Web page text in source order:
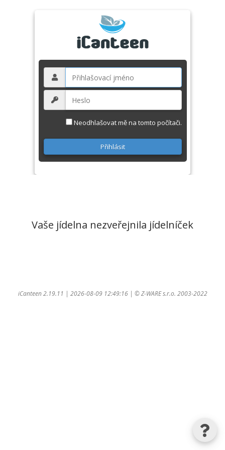
Neodhlašovat mě na tomto počítači.
Vaše jídelna nezveřejnila jídelníček
iCanteen 2.19.11 | 2026-08-09 12:49:16 | ©Z-WARE s.r.o. 2003-2022